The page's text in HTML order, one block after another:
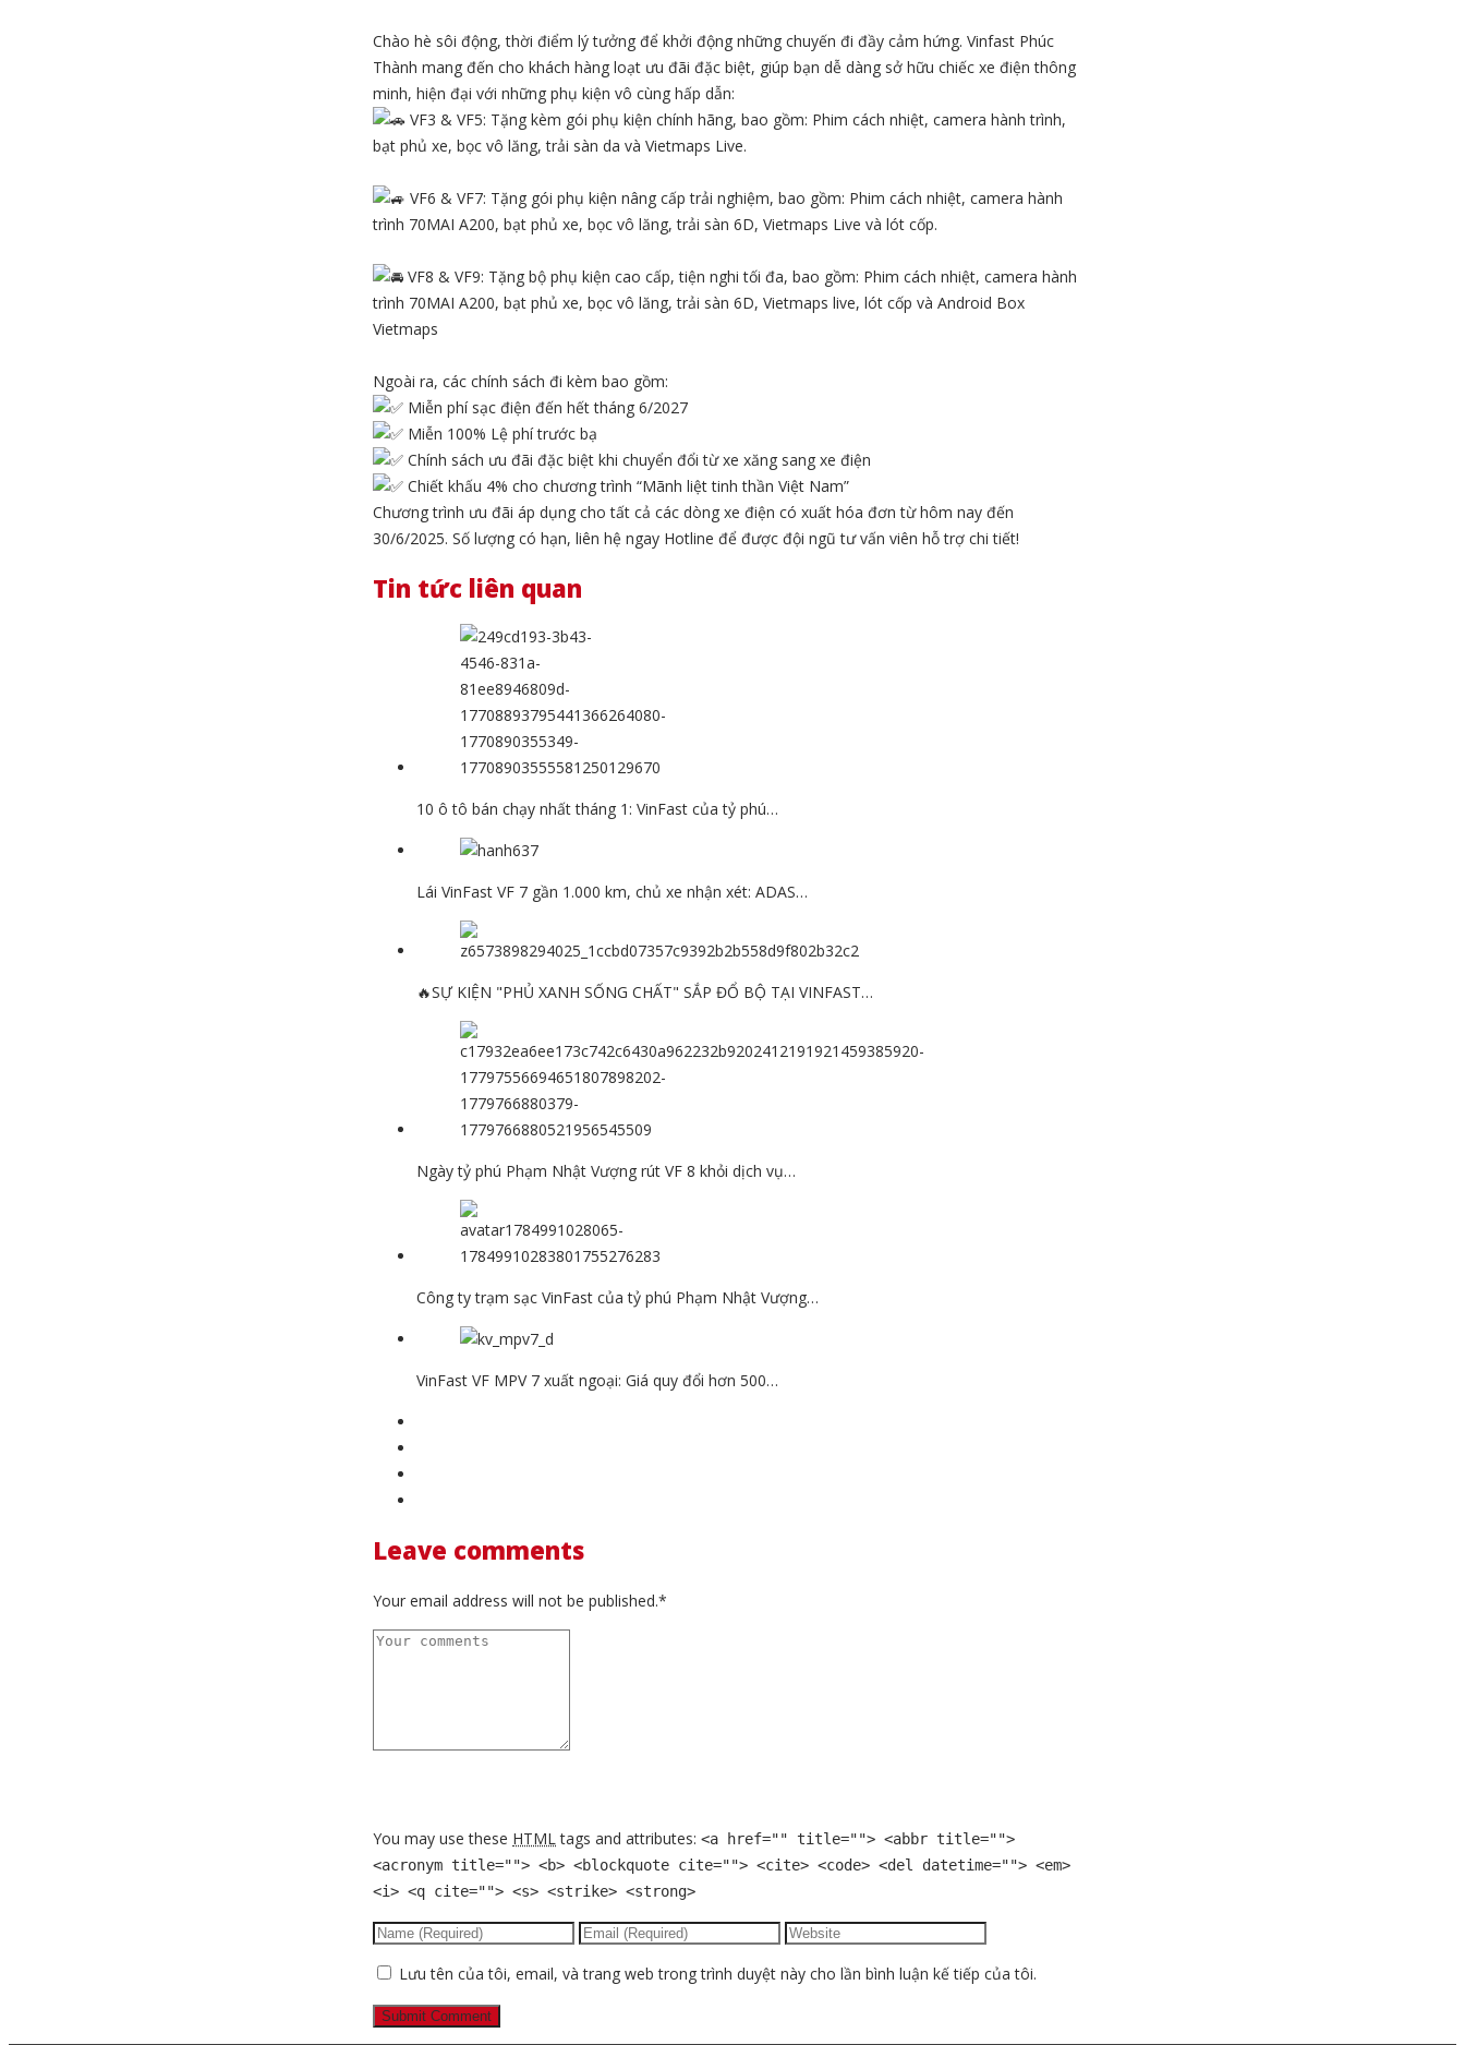
Chào hè sôi động, thời điểm lý tưởng để khởi động những chuyến đi đầy cảm hứng. Vinfast Phúc
Thành mang đến cho khách hàng loạt ưu đãi đặc biệt, giúp bạn dễ dàng sở hữu chiếc xe điện thông
minh, hiện đại với những phụ kiện vô cùng hấp dẫn:
VF3 & VF5: Tặng kèm gói phụ kiện chính hãng, bao gồm: Phim cách nhiệt, camera hành trình,
bạt phủ xe, bọc vô lăng, trải sàn da và Vietmaps Live.
VF6 & VF7: Tặng gói phụ kiện nâng cấp trải nghiệm, bao gồm: Phim cách nhiệt, camera hành
trình 70MAI A200, bạt phủ xe, bọc vô lăng, trải sàn 6D, Vietmaps Live và lót cốp.
VF8 & VF9: Tặng bộ phụ kiện cao cấp, tiện nghi tối đa, bao gồm: Phim cách nhiệt, camera hành
trình 70MAI A200, bạt phủ xe, bọc vô lăng, trải sàn 6D, Vietmaps live, lót cốp và Android Box
Vietmaps
Ngoài ra, các chính sách đi kèm bao gồm:
Miễn phí sạc điện đến hết tháng 6/2027
Miễn 100% Lệ phí trước bạ
Chính sách ưu đãi đặc biệt khi chuyển đổi từ xe xăng sang xe điện
Chiết khấu 4% cho chương trình “Mãnh liệt tinh thần Việt Nam”
Chương trình ưu đãi áp dụng cho tất cả các dòng xe điện có xuất hóa đơn từ hôm nay đến
30/6/2025. Số lượng có hạn, liên hệ ngay Hotline để được đội ngũ tư vấn viên hỗ trợ chi tiết!
Tin tức liên quan
10 ô tô bán chạy nhất tháng 1: VinFast của tỷ phú…
Lái VinFast VF 7 gần 1.000 km, chủ xe nhận xét: ADAS…
🔥SỰ KIỆN "PHỦ XANH SỐNG CHẤT" SẮP ĐỔ BỘ TẠI VINFAST…
Ngày tỷ phú Phạm Nhật Vượng rút VF 8 khỏi dịch vụ…
Công ty trạm sạc VinFast của tỷ phú Phạm Nhật Vượng…
VinFast VF MPV 7 xuất ngoại: Giá quy đổi hơn 500…
Leave comments
Your email address will not be published.*
You may use these HTML tags and attributes: <a href="" title=""> <abbr title="">
<acronym title=""> <b> <blockquote cite=""> <cite> <code> <del datetime=""> <em>
<i> <q cite=""> <s> <strike> <strong>
Lưu tên của tôi, email, và trang web trong trình duyệt này cho lần bình luận kế tiếp của tôi.